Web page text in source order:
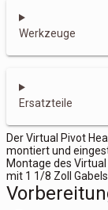
Werkzeuge
Ersatzteile
Der Virtual Pivot
montiert und
Montage des
mit 1 1/8 Zoll